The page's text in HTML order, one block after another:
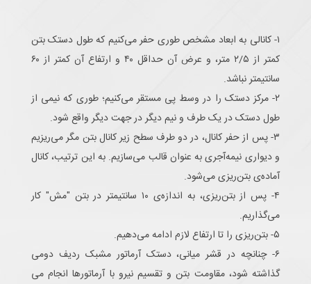
۱- کانالی به ابعاد مشخص طوری حفر می‌کنیم که طول دستک بتن
کمتر از ۲/۵ متر، و عرض آن حداقل ۴۰ و ارتفاع آن کمتر از ۶۰
سانتیمتر نباشد.
۲- مرکز دستک را در وسط پی مستقر می‌کنیم؛ طوری که نیمی از
طول دستک در یک طرف و نیم دیگر در جهت دیگر واقع شود.
۳- پس از حفر کانال، در دو طرف سطح زیر کانال بتن مگر می‌ریزیم
و دیواری نیمه‌آجری به عنوان قالب می‌سازیم. به این ترتیب، کانال
آماده‌ی بتن‌ریزی می‌شود.
۴- پس از بتن‌ریزی، به اندازه‌ی ۱۰ سانتیمتر در بتن "مش" کار
می‌گذاریم.
۵- بتن‌ریزی را تا ارتفاع لازم ادامه می‌دهیم.
۶- چنانچه در قشر میانی، دستک آرماتور مشبک ردیف دومی
گذاشته شود، مقاومت بتن و تقسیم نیرو با آرماتورها انجام می